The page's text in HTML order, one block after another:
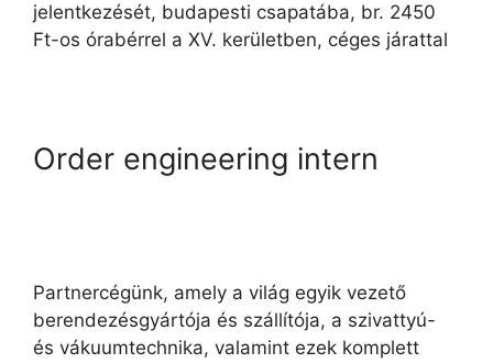
jelentkezését, budapesti csapatába, br. 2450
Ft-os órabérrel a XV. kerületben, céges járattal
Order engineering intern
Partnercégünk, amely a világ egyik vezető
berendezésgyártója és szállítója, a szivattyú-
és vákuumtechnika, valamint ezek komplett